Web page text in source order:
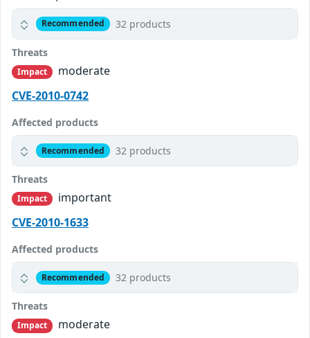
Recommended 32 products
Threats
Impact
moderate
CVE-2010-0742
Affected products
Recommended 32 products
Threats
Impact
important
CVE-2010-1633
Affected products
Recommended 32 products
Threats
Impact
moderate